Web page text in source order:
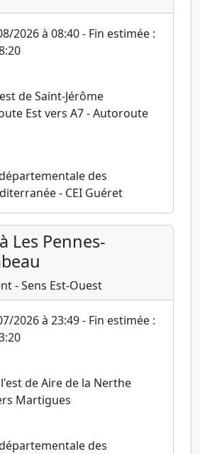
2026 à 08:40 - Fin estimée :
de Saint-Jérôme
Est vers A7 - Autoroute
des
- CEI Guéret
Les Pennes-
- Sens Est-Ouest
2026 à 23:49 - Fin estimée :
de Aire de la Nerthe
Martigues
des